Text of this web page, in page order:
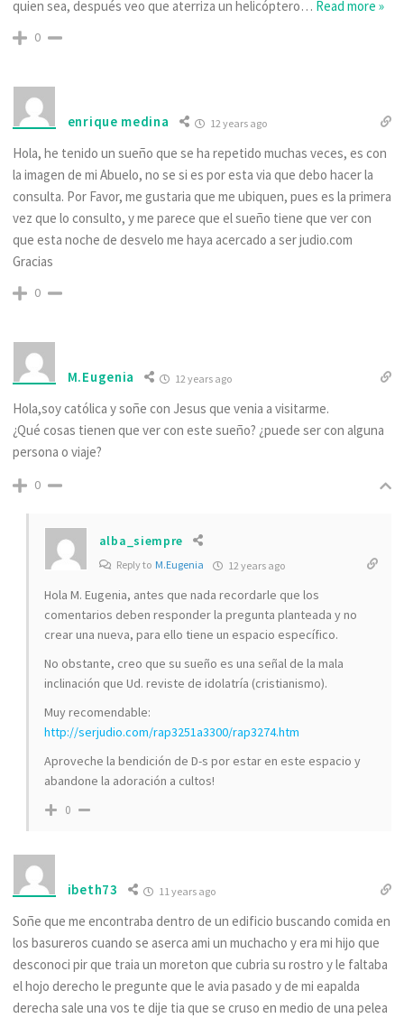
quien sea, después veo que aterriza un helicóptero… Read more »
0
enrique medina 12 years ago
Hola, he tenido un sueño que se ha repetido muchas veces, es con
la imagen de mi Abuelo, no se si es por esta via que debo hacer la
consulta. Por Favor, me gustaria que me ubiquen, pues es la primera
vez que lo consulto, y me parece que el sueño tiene que ver con
que esta noche de desvelo me haya acercado a ser judio.com
Gracias
0
M.Eugenia 12 years ago
Hola,soy católica y soñe con Jesus que venia a visitarme.
¿Qué cosas tienen que ver con este sueño? ¿puede ser con alguna
persona o viaje?
0
alba_siempre
Reply to M.Eugenia 12 years ago
Hola M. Eugenia, antes que nada recordarle que los
comentarios deben responder la pregunta planteada y no
crear una nueva, para ello tiene un espacio específico.
No obstante, creo que su sueño es una señal de la mala
inclinación que Ud. reviste de idolatría (cristianismo).
Muy recomendable:
http://serjudio.com/rap3251a3300/rap3274.htm
Aproveche la bendición de D-s por estar en este espacio y
abandone la adoración a cultos!
0
ibeth73 11 years ago
Soñe que me encontraba dentro de un edificio buscando comida en
los basureros cuando se aserca ami un muchacho y era mi hijo que
desconoci pir que traia un moreton que cubria su rostro y le faltaba
el hojo derecho le pregunte que le avia pasado y de mi eapalda
derecha sale una vos te dije tia que se cruso en medio de una pelea